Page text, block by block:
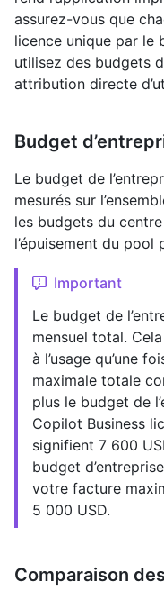
assurez-vous que
licence unique par le
utilisez des budgets
attribution directe
Budget
Le budget de
mesurés sur
les budgets du
l’épuisement du pool
Important
Le budget de
mensuel total.
à l’usage qu’une
maximale totale
plus le budget de
Copilot Business
signifient 7 600
budget
votre facture
5 000 USD.
Comparaison